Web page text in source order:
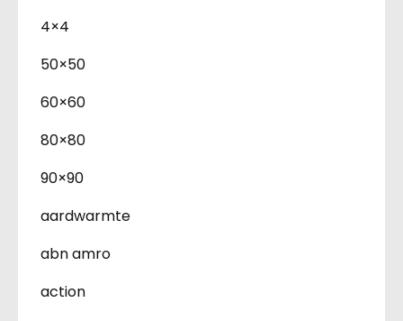
4×4
50×50
60×60
80×80
90×90
aardwarmte
abn amro
action